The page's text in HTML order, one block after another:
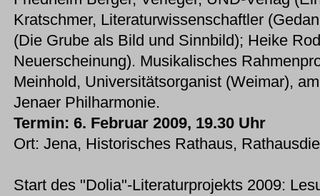
Kratschmer, Literaturwissenschaftler
(Die Grube als Bild und Sinnbild); Heike
Neuerscheinung). Musikalisches
Meinhold, Universitätsorganist (Weimar),
Jenaer Philharmonie.
Termin: 6. Februar 2009, 19.30 Uhr
Ort: Jena, Historisches Rathaus,
Start des "Dolia"-Literaturprojekts 2009: